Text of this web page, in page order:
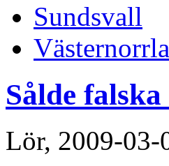
Sundsvall
Sålde
Lör, 2009-03-